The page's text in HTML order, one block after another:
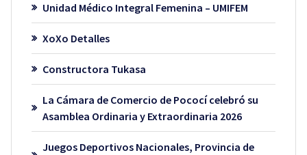
Unidad Médico Integral Femenina – UMIFEM
XoXo Detalles
Constructora Tukasa
La Cámara de Comercio de Pococí celebró su
Asamblea Ordinaria y Extraordinaria 2026
Juegos Deportivos Nacionales, Provincia de